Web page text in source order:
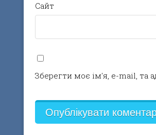
Сайт
Зберегти моє ім'я, e-mail, та